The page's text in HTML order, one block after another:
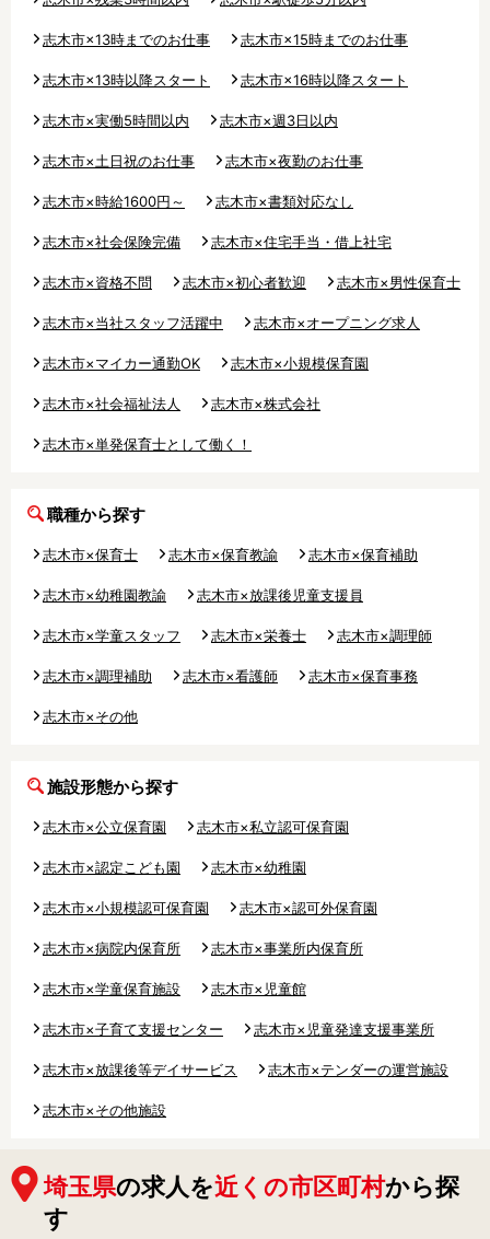
志木市×13時までのお仕事 志木市×15時までのお仕事
志木市×13時以降スタート 志木市×16時以降スタート
志木市×実働5時間以内 志木市×週3日以内
志木市×土日祝のお仕事 志木市×夜勤のお仕事
志木市×時給1600円～ 志木市×書類対応なし
志木市×社会保険完備 志木市×住宅手当・借上社宅
志木市×資格不問 志木市×初心者歓迎 志木市×男性保育士
志木市×当社スタッフ活躍中 志木市×オープニング求人
志木市×マイカー通勤OK 志木市×小規模保育園
志木市×社会福祉法人 志木市×株式会社
志木市×単発保育士として働く！
職種から探す
志木市×保育士 志木市×保育教諭 志木市×保育補助
志木市×幼稚園教諭 志木市×放課後児童支援員
志木市×学童スタッフ 志木市×栄養士 志木市×調理師
志木市×調理補助 志木市×看護師 志木市×保育事務
志木市×その他
施設形態から探す
志木市×公立保育園 志木市×私立認可保育園
志木市×認定こども園 志木市×幼稚園
志木市×小規模認可保育園 志木市×認可外保育園
志木市×病院内保育所 志木市×事業所内保育所
志木市×学童保育施設 志木市×児童館
志木市×子育て支援センター 志木市×児童発達支援事業所
志木市×放課後等デイサービス 志木市×テンダーの運営施設
志木市×その他施設
埼玉県の求人を近くの市区町村から探
す